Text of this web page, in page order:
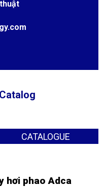
CATALOGUE
hơi phao Adca